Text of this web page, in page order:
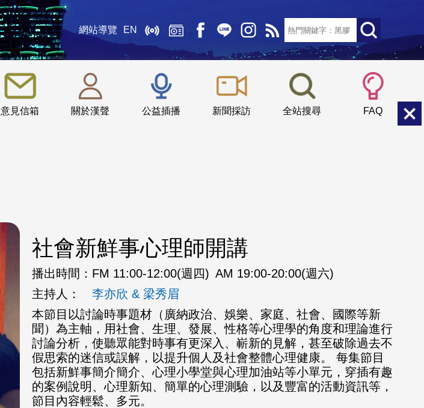
網站導覽 EN
意見信箱 關於漢聲 公益插播 新聞採訪 全站搜尋 FAQ
::: 小 中
社會新鮮事心理師開講
播出時間： FM 11:00-12:00(週四) AM 19:00-20:00(週六)
主持人：
李亦欣 & 梁秀眉
本節目以討論時事題材（廣納政治、娛樂、家庭、社會、國際等新
聞）為主軸，用社會、生理、發展、性格等心理學的角度和理論進行
討論分析，使聽眾能對時事有更深入、嶄新的見解，甚至破除過去不
假思索的迷信或誤解，以提升個人及社會整體心理健康。 每集節目
包括新鮮事簡介簡介、心理小學堂與心理加油站等小單元，穿插有趣
的案例說明、心理新知、簡單的心理測驗，以及豐富的活動資訊等，
節目內容輕鬆、多元。